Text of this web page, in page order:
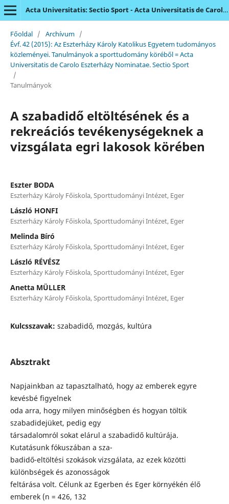
Acta Universitatis: Sectio Sport - Acta Universitatis de Carolo Eszterházy Nominatae
Főoldal / Archívum /
Évf. 42 (2015): Az Eszterházy Károly Katolikus Egyetem tudományos
közleményei. Tanulmányok a sporttudomány köréből = Acta
Universitatis de Carolo Eszterházy Nominatae. Sectio Sport
/
Tanulmányok
A szabadidő eltöltésének és a
rekreációs tevékenységeknek a
vizsgálata egri lakosok körében
Eszter BODA
Eszterházy Károly Főiskola, Sporttudományi Intézet, Eger
László HONFI
Eszterházy Károly Főiskola, Sporttudományi Intézet, Eger
Melinda Bíró
Eszterházy Károly Főiskola, Sporttudományi Intézet, Eger
László RÉVÉSZ
Eszterházy Károly Főiskola, Sporttudományi Intézet, Eger
Anetta MÜLLER
Eszterházy Károly Főiskola, Sporttudományi Intézet, Eger
Kulcsszavak: szabadidő, mozgás, kultúra
Absztrakt
Napjainkban az tapasztalható, hogy az emberek egyre
kevésbé figyelnek
oda arra, hogy milyen minőségben és hogyan töltik
szabadidejüket, pedig egy
társadalomról sokat elárul a szabadidő kultúrája.
Kutatásunk fókuszában a sza-
badidő-eltöltési szokások vizsgálata, az ezek közötti
különbségek és azonosságok
feltárása volt. Célunk az Egerben és Eger környékén élő
emberek (n = 426, 132